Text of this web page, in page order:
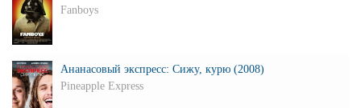
Fanboys
Ананасовый экспресс: Сижу, курю (2008)
Pineapple Express